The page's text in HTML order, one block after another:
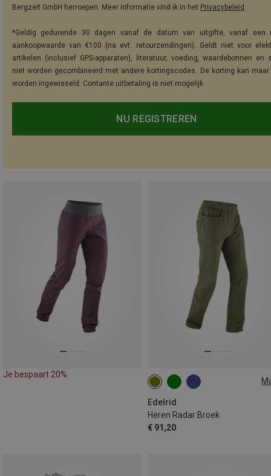
Bergzeit GmbH herroepen. Meer informatie vind ik in het Privacybeleid .
*Geldig gedurende 30 dagen vanaf de datum van uitgifte, vanaf een
aankoopwaarde van €100 (na evt. retourzendingen). Geldt niet voor
artikelen (inclusief GPS-apparaten), literatuur, voeding, waardebonnen en
niet worden gecombineerd met andere kortingscodes. De korting kan maar
worden ingewisseld. Contante uitbetaling is niet mogelijk.
NU REGISTREREN
Je bespaart 20%
Edelrid
Heren Radar Broek
€ 91,20
XS S M